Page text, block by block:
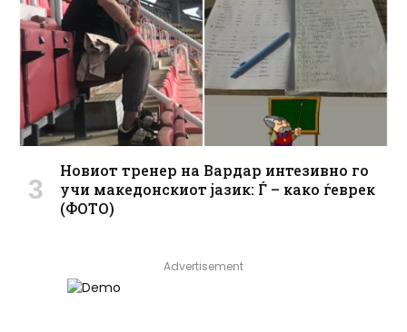
Новиот тренер на Вардар интезивно го
учи македонскиот јазик: Ѓ – како ѓеврек
(ФОТО)
Advertisement